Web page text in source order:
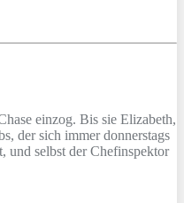
einzog. Bis sie Elizabeth,
der sich immer donnerstags
selbst der Chefinspektor